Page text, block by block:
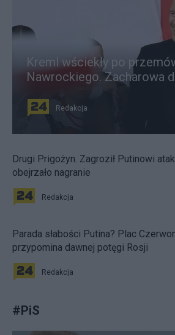
Kreml wściekły po
Nawrockiego. Zacharowa
Redakcja
Drugi Prigożyn. Zagroził Putinowi
obejrzało nagranie
Redakcja
Parada słabości Putina? Plac
przypomina dawnej potęgi Rosji
Redakcja
#PiS